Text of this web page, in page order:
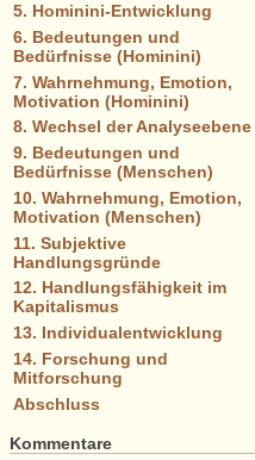
5. Hominini-Entwicklung
6. Bedeutungen und
Bedürfnisse (Hominini)
7. Wahrnehmung, Emotion,
Motivation (Hominini)
8. Wechsel der Analyseebene
9. Bedeutungen und
Bedürfnisse (Menschen)
10. Wahrnehmung, Emotion,
Motivation (Menschen)
11. Subjektive
Handlungsgründe
12. Handlungsfähigkeit im
Kapitalismus
13. Individualentwicklung
14. Forschung und
Mitforschung
Abschluss
Kommentare